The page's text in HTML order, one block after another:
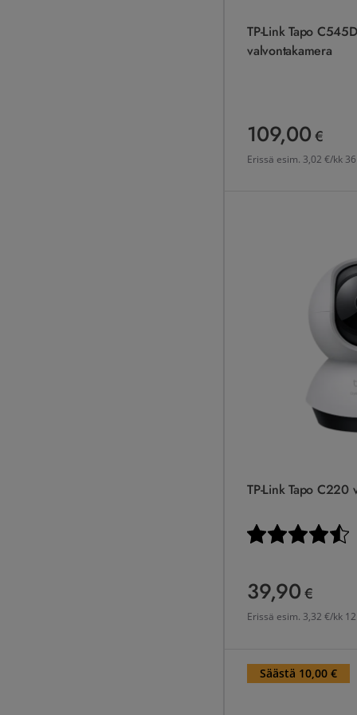
TP-Link Tapo
valvontakamera
109,00 €
109,00€
Erissä esim. 3,02 €/kk
TP-Link Tapo C220
Arvio:
39,90 €
39,90€
Erissä esim. 3,32 €/kk
Säästä 10,00 €